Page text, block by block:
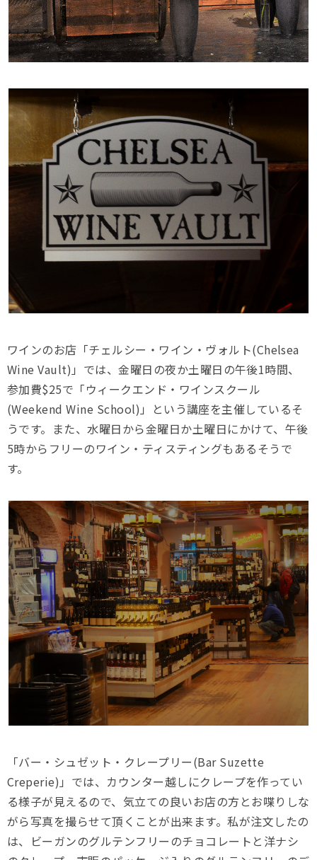
ワインのお店「チェルシー・ワイン・ヴォルト(Chelsea
Wine Vault)」では、金曜日の夜か土曜日の午後1時間、
参加費$25で「ウィークエンド・ワインスクール
(Weekend Wine School)」という講座を主催しているそ
うです。また、水曜日から金曜日か土曜日にかけて、午後
5時からフリーのワイン・ティスティングもあるそうで
す。
「バー・シュゼット・クレープリー(Bar Suzette
Creperie)」では、カウンター越しにクレープを作ってい
る様子が見えるので、気立ての良いお店の方とお喋りしな
がら写真を撮らせて頂くことが出来ます。私が注文したの
は、ビーガンのグルテンフリーのチョコレートと洋ナシ